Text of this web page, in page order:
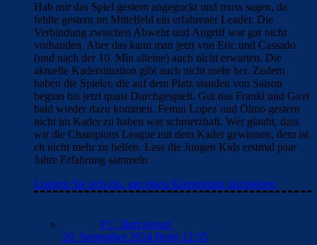
Hab mir das Spiel gestern angeguckt und muss sagen, da
fehlte gestern im Mittelfeld ein erfahrener Leader. Die
Verbindung zwischen Abwehr und Angriff war gar nicht
vorhanden. Aber das kann man jetzt von Eric und Cassado
(und nach der 10. Min alleine) auch nicht erwarten. Die
aktuelle Kadersituation gibt auch nicht mehr her. Zudem
haben die Spieler, die auf dem Platz standen von Saison
beginn bis jetzt quasi Durchgespielt. Gut das Franki und Gavi
bald wieder dazu kommen. Femin Lopez und Olmo gestern
nicht im Kader zu haben war schmerzhaft. Wer glaubt, dass
wir die Champions League mit dem Kader gewinnen, dem ist
eh nicht mehr zu helfen. Lass die Jungen Kids erstmal paar
Jahre Erfahrung sammeln
Loggen Sie sich ein, um einen Kommentar abzugeben
FC_Barcelona1
20. September 2024 Beim 12:35